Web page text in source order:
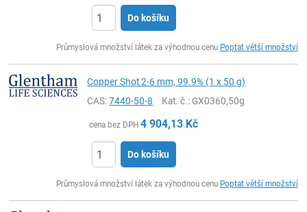
Do košíku
Průmyslová množství látek za výhodnou cenu Poptat větší množství
Copper Shot 2-6 mm, 99.9% (1 x 50 g)
CAS:7440-50-8 Kat. č.: GX0360,50g
cena bez DPH 4 904,13 Kč
Do košíku
Průmyslová množství látek za výhodnou cenu Poptat větší množství